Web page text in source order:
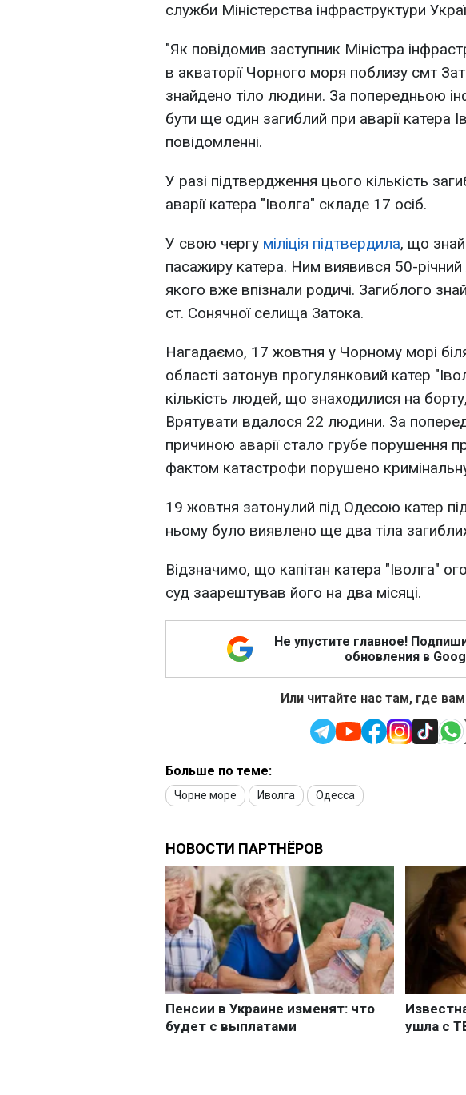
служби Міністерства інфраструктури
"Як повідомив заступник Міністра
в акваторії Чорного моря поблизу смт
знайдено тіло людини. За попередньою
бути ще один загиблий при аварії катера
повідомленні.
У разі підтвердження цього кількість
аварії катера "Іволга" складе 17 осіб.
У свою чергу міліція підтвердила, що
пасажиру катера. Ним виявився 50-
якого вже впізнали родичі. Загиблого
ст. Сонячної селища Затока.
Нагадаємо, 17 жовтня у Чорному морі
області затонув прогулянковий катер
кількість людей, що знаходилися на
Врятувати вдалося 22 людини. За
причиною аварії стало грубе порушення
фактом катастрофи порушено
19 жовтня затонулий під Одесою катер
ньому було виявлено ще два тіла
Відзначимо, що капітан катера "Іволга"
суд заарештував його на два місяці.
Не упустите главное!
обновления в
Или читайте нас там, где
Больше по теме:
Чорне море Иволга Одесса